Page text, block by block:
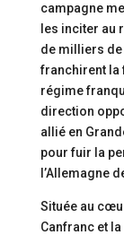
campagne
les inciter au
de milliers
franchirent la
régime
direction
allié en
pour fuir la
l’Allemagne
Située au
Canfranc et